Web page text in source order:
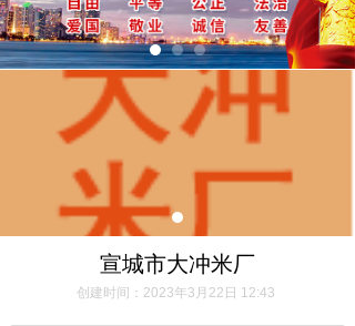
宣城市大冲米厂
创建时间： 2023年3月22日 12:43